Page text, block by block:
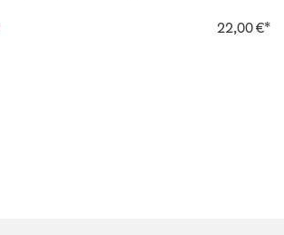
22,00 €*